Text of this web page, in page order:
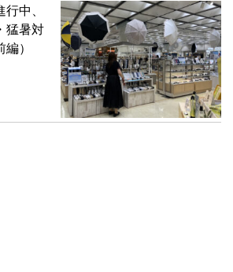
中、
猛暑対
）